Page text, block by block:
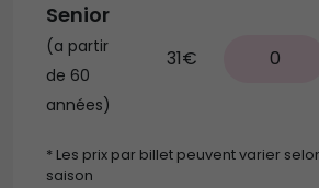
Senior
(a partir
de 60
années)
31€ 0
* Les prix par billet peuvent varier
saison